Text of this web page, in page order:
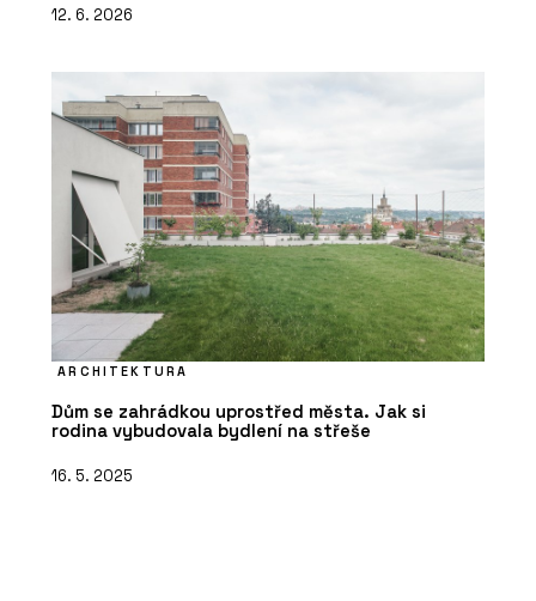
12. 6. 2026
ARCHITEKTURA
Dům se zahrádkou uprostřed města. Jak si
rodina vybudovala bydlení na střeše
16. 5. 2025